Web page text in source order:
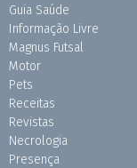
Guia Saúde
Informação Livre
Magnus Futsal
Motor
Pets
Receitas
Revistas
Necrologia
Presença